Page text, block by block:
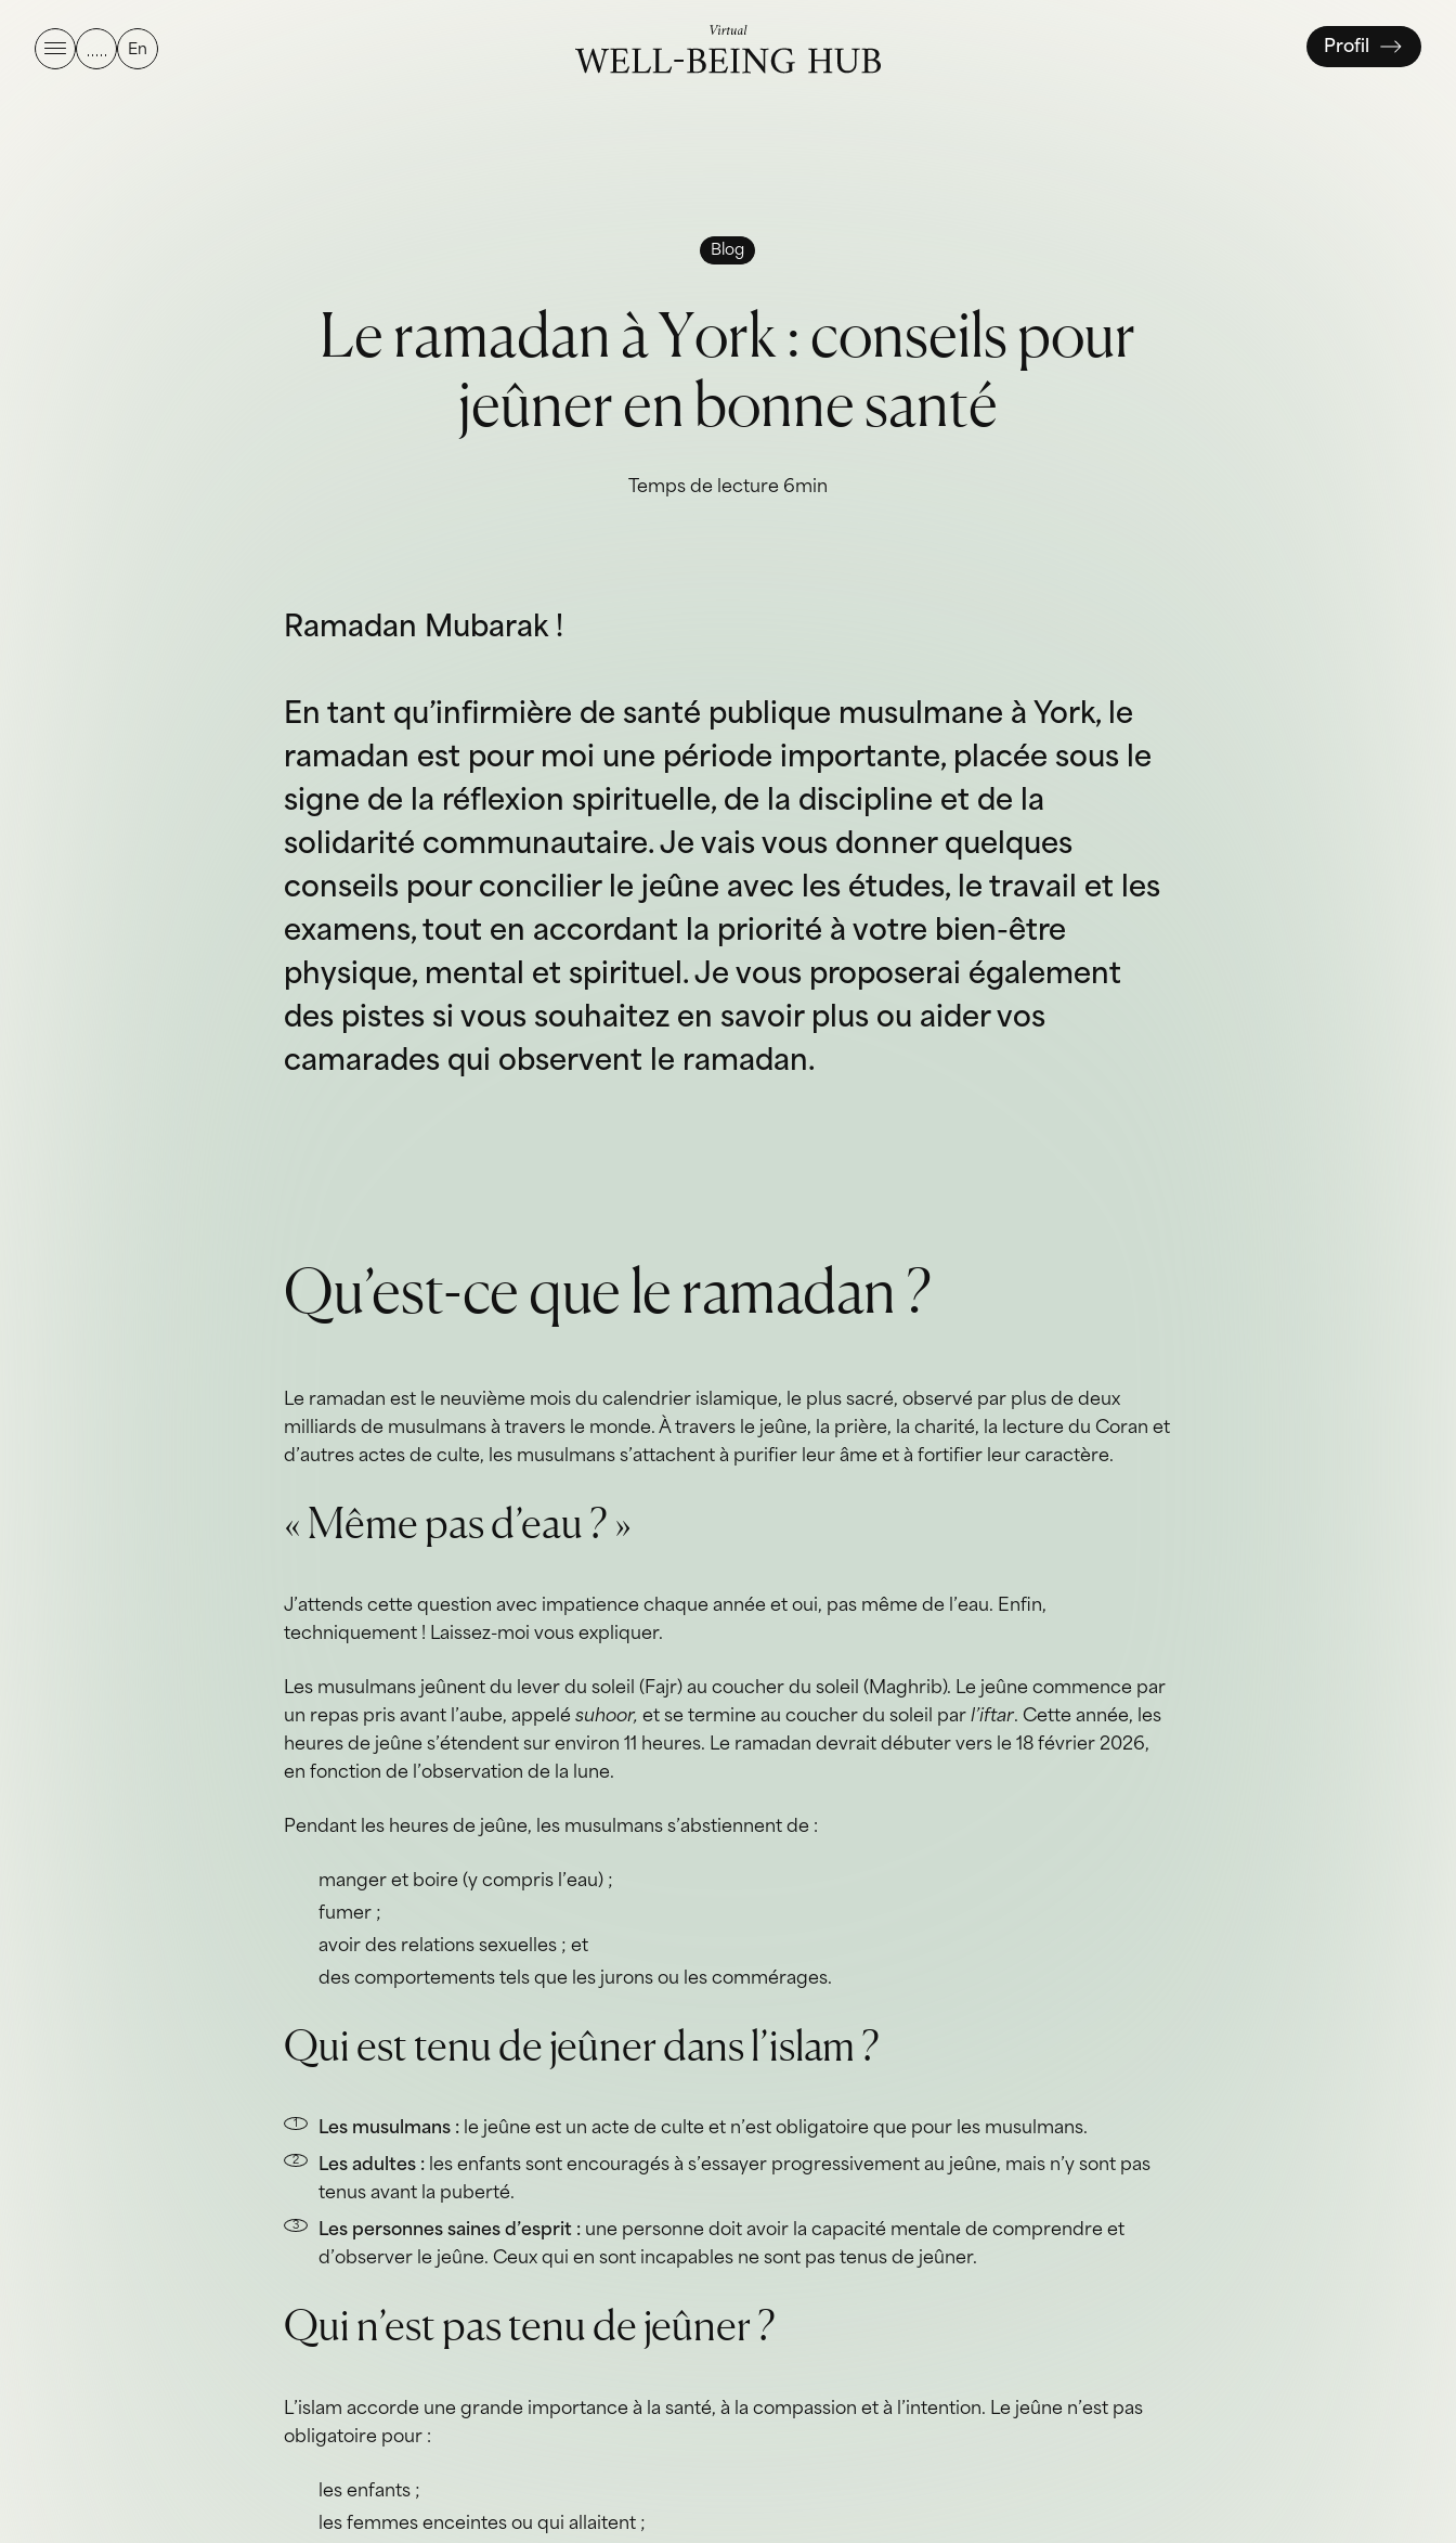
En Profil
Blog
Leramadan àYork :conseilspour
jeûnerenbonnesanté
Temps de lecture 6min
Ramadan Mubarak !
En tant qu’infirmière de santé publique musulmane à York, le
ramadan est pour moi une période importante, placée sous le
signe de la réflexion spirituelle, de la discipline et de la
solidarité communautaire. Je vais vous donner quelques
conseils pour concilier le jeûne avec les études, le travail et les
examens, tout en accordant la priorité à votre bien-être
physique, mental et spirituel. Je vous proposerai également
des pistes si vous souhaitez en savoir plus ou aider vos
camarades qui observent le ramadan.
Qu’est-ce que le ramadan ?
Le ramadan est le neuvième mois du calendrier islamique, le plus sacré, observé par plus de deux
milliards de musulmans à travers le monde. À travers le jeûne, la prière, la charité, la lecture du Coran et
d’autres actes de culte, les musulmans s’attachent à purifier leur âme et à fortifier leur caractère.
« Même pas d’eau ? »
J’attends cette question avec impatience chaque année et oui, pas même de l’eau. Enfin,
techniquement ! Laissez-moi vous expliquer.
Les musulmans jeûnent du lever du soleil (Fajr) au coucher du soleil (Maghrib). Le jeûne commence par
un repas pris avant l’aube, appelésuhoor, et se termine au coucher du soleil parl’iftar. Cette année, les
heures de jeûne s’étendent sur environ 11 heures. Le ramadan devrait débuter vers le 18 février 2026,
en fonction de l’observation de la lune.
Pendant les heures de jeûne, les musulmans s’abstiennent de :
manger et boire (y compris l’eau) ;
fumer ;
avoir des relations sexuelles ; et
des comportements tels que les jurons ou les commérages.
Qui est tenu de jeûner dans l’islam ?
Les musulmans : le jeûne est un acte de culte et n’est obligatoire que pour les musulmans.
Les adultes : les enfants sont encouragés à s’essayer progressivement au jeûne, mais n’y sont pas
tenus avant la puberté.
Les personnes saines d’esprit : une personne doit avoir la capacité mentale de comprendre et
d’observer le jeûne. Ceux qui en sont incapables ne sont pas tenus de jeûner.
Qui n’est pas tenu de jeûner ?
L’islam accorde une grande importance à la santé, à la compassion et à l’intention. Le jeûne n’est pas
obligatoire pour :
les enfants ;
les femmes enceintes ou qui allaitent ;